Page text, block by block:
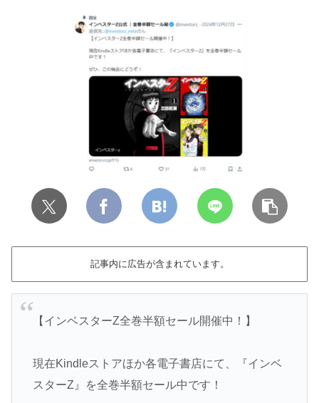
記事内に広告が含まれています。
【インベスターZ全巻半額セール開催中！】
現在Kindleストアほか各電子書店にて、『インベ
スターZ』を全巻半額セール中です！